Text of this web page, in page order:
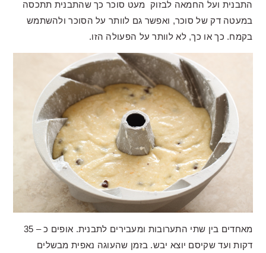
התבנית ועל החמאה לבזוק מעט סוכר כך שהתבנית תתכסה
במעטה דק של סוכר, ואפשר גם לוותר על הסוכר ולהשתמש
בקמח. כך או כך, לא לוותר על הפעולה הזו.
מאחדים בין שתי התערובות ומעבירים לתבנית. אופים כ – 35
דקות ועד שקיסם יוצא יבש. בזמן שהעוגה נאפית מבשלים